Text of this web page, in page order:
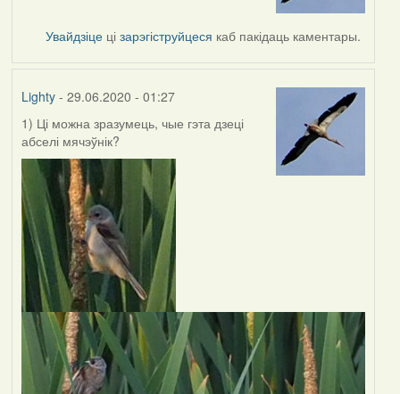
HarrierУвайдзіце цізарэгіструйцеся каб пакідаць каментары.
Lighty- 29.06.2020 - 01:27
1) Ці можна зразумець, чые гэта дзеці
абселі мячэўнік?